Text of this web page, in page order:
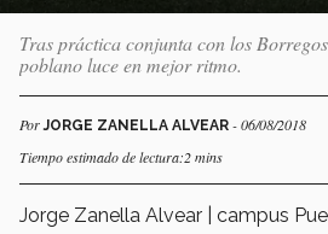
Tras práctica conjunta con los
poblano luce en mejor ritmo.
PorJORGE ZANELLA ALVEAR - 06/08/2018
Tiempo estimado de lectura:2 mins
Jorge Zanella Alvear | campus